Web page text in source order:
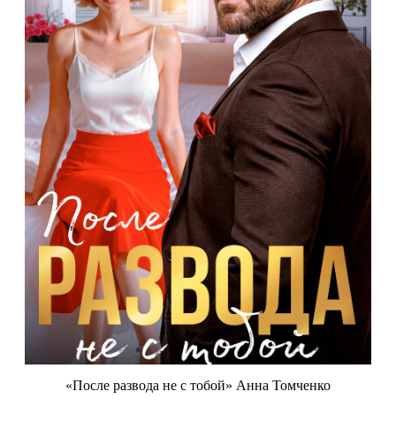
«После развода не с тобой» Анна Томченко